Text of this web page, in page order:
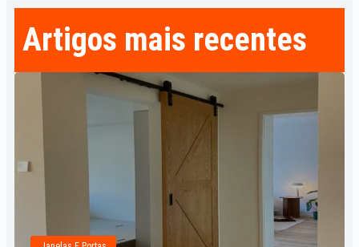
Artigos mais recentes